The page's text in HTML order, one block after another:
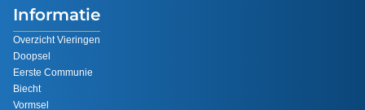
Informatie
Overzicht Vieringen
Doopsel
Eerste Communie
Biecht
Vormsel